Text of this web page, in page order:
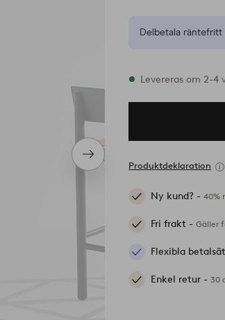
Nästa
produkt
Delbetala
I lager
Levereras om 2-4
Produktdeklaration
Ny kund? -40%
Fri frakt -Gäller
Flexibla
Enkel retur -30